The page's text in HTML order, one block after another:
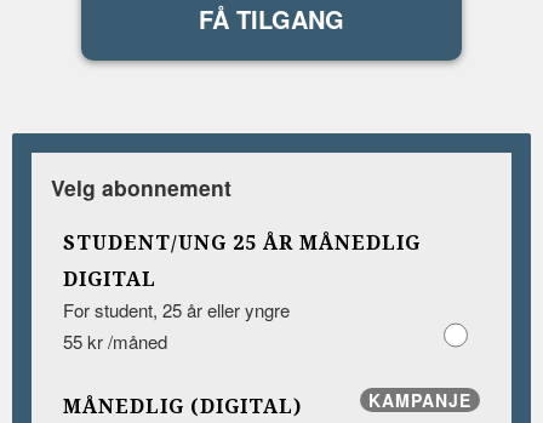
FÅ TILGANG
Velg abonnement
STUDENT/UNG 25 ÅR MÅNEDLIG
DIGITAL
For student, 25 år eller yngre
55 kr /måned
KAMPANJE
MÅNEDLIG (DIGITAL)